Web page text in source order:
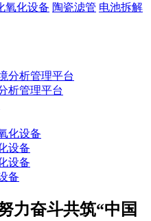
氧化设备 陶瓷滤管 电池拆解
析管理平台
设备
备
力奋斗共筑“中国